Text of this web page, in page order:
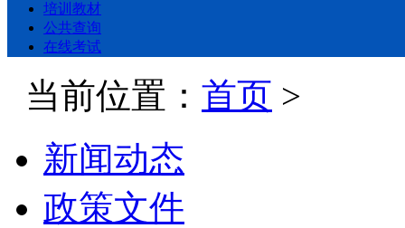
培训教材
公共查询
在线考试
当前位置： 首页 >
新闻动态
政策文件